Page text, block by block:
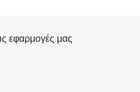
εφαρμογές μας